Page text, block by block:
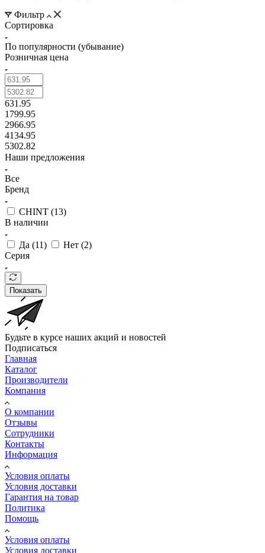
Фильтр
Сортировка
По популярности (убывание)
Розничная цена
631.95
1799.95
2966.95
4134.95
5302.82
Наши предложения
Все
Бренд
CHINT (13)
В наличии
Да (11) Нет (2)
Серия
Показать
Будьте в курсе наших акций и новостей
Подписаться
Главная
Каталог
Производители
Компания
О компании
Отзывы
Сотрудники
Контакты
Информация
Условия оплаты
Условия доставки
Гарантия на товар
Политика
Помощь
Условия оплаты
Условия доставки